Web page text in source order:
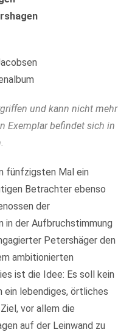
und kann nicht mehr
Exemplar befindet sich in
fünfzigsten Mal ein
Betrachter ebenso
der
der Aufbruchstimmung
Petershäger den
ambitionierten
ist die Idee: Es soll kein
ein lebendiges, örtliches
vor allem die
auf der Leinwand zu